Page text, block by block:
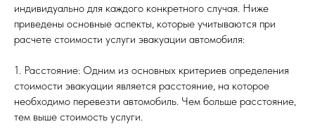
индивидуально для каждого конкретного случая. Ниже
приведены основные аспекты, которые учитываются при
расчете стоимости услуги эвакуации автомобиля:
1. Расстояние: Одним из основных критериев определения
стоимости эвакуации является расстояние, на которое
необходимо перевезти автомобиль. Чем больше расстояние,
тем выше стоимость услуги.